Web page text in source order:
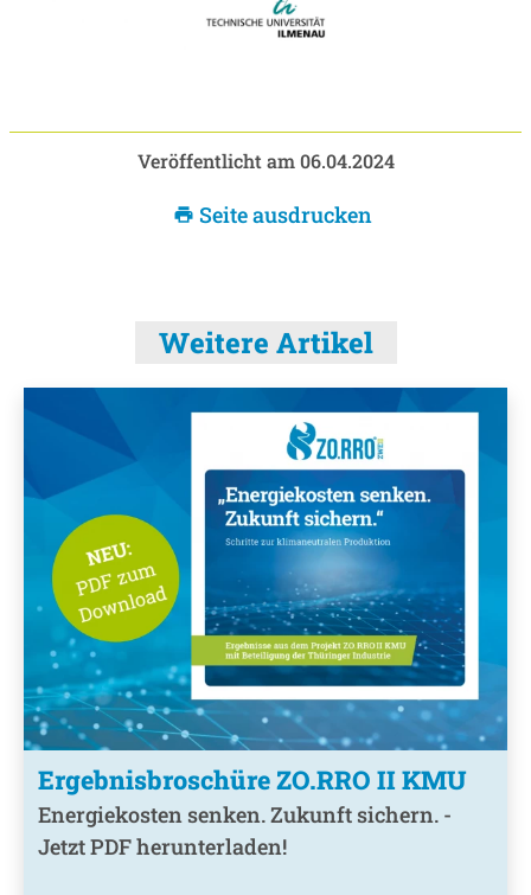
Veröffentlicht am 06.04.2024
print Seite ausdrucken
Weitere Artikel
Ergebnisbroschüre ZO.RRO II KMU
Energiekosten senken. Zukunft sichern. -
Jetzt PDF herunterladen!